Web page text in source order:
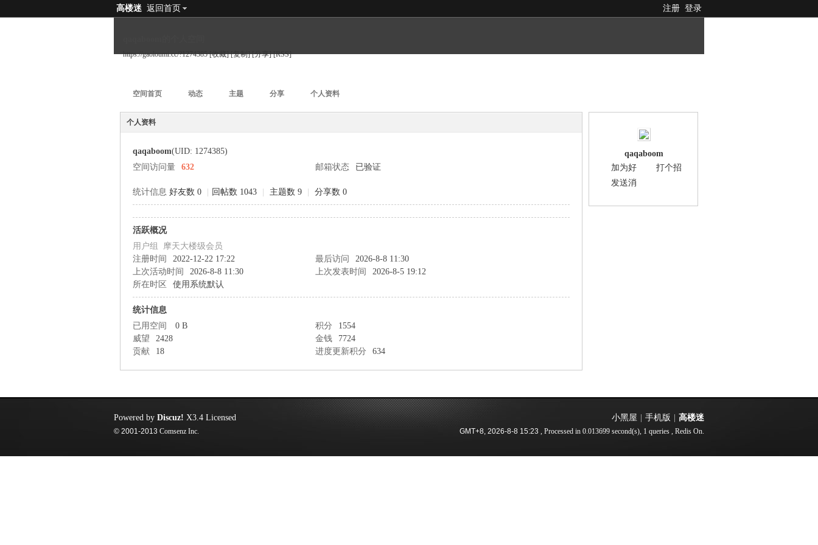
注册 登录
高楼迷 返回首页
https://gaoloumi.cc/?1274385 [收藏] [复制] [分享] [RSS]
空间首页 动态 主题 分享 个人资料
个人资料
qaqaboom(UID: 1274385)
空间访问量
632 邮箱状态 已验证
统计信息 好友数 0 回帖数 1043 主题数 9 分享数 0
活跃概况
用户组 摩天大楼级会员
注册时间
2022-12-22 17:22 最后访问
2026-8-8 11:30
上次活动时间
2026-8-8 11:30 上次发表时间
2026-8-5 19:12
所在时区
使用系统默认
统计信息
已用空间
0 B 积分
1554
威望
2428 金钱
7724
贡献
18 进度更新积分 634
qaqaboom
加为好
打个招
发送消
小黑屋 手机版 高楼迷
GMT+8, 2026-8-8 15:23 , Processed in 0.013699 second(s), 1 queries , Redis On.
Powered by Discuz! X3.4 Licensed
© 2001-2013 Comsenz Inc.